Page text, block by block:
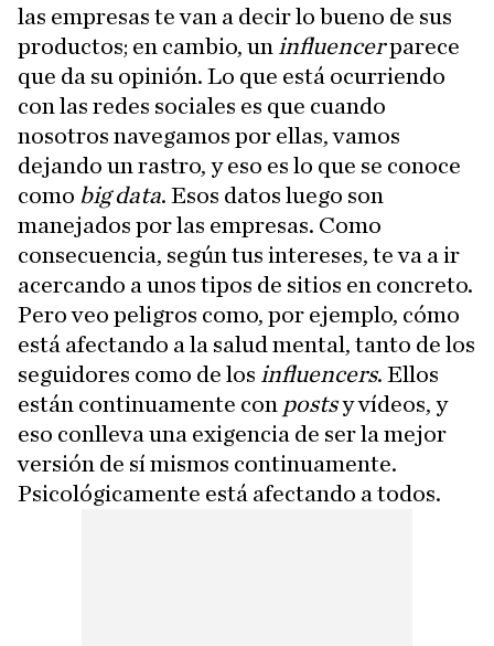
las empresas te van a decir lo bueno de sus
productos; en cambio, un influencerparece
que da su opinión. Lo que está ocurriendo
con las redes sociales es que cuando
nosotros navegamos por ellas, vamos
dejando un rastro, y eso es lo que se conoce
como big data. Esos datos luego son
manejados por las empresas. Como
consecuencia, según tus intereses, te va a ir
acercando a unos tipos de sitios en concreto.
Pero veo peligros como, por ejemplo, cómo
está afectando a la salud mental, tanto de los
seguidores como de los influencers. Ellos
están continuamente con postsy vídeos, y
eso conlleva una exigencia de ser la mejor
versión de sí mismos continuamente.
Psicológicamente está afectando a todos.